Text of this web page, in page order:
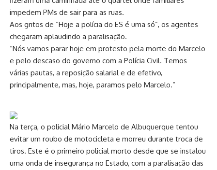
impedem PMs de sair para as ruas.
Aos gritos de “Hoje a polícia do ES é uma só”, os agentes
chegaram aplaudindo a paralisação.
“Nós vamos parar hoje em protesto pela morte do Marcelo
e pelo descaso do governo com a Polícia Civil. Temos
várias pautas, a reposição salarial e de efetivo,
principalmente, mas, hoje, paramos pelo Marcelo.”
Na terça, o policial Mário Marcelo de Albuquerque tentou
evitar um roubo de motocicleta e morreu durante troca de
tiros. Este é o primeiro policial morto desde que se instalou
uma onda de insegurança no Estado, com a paralisação das